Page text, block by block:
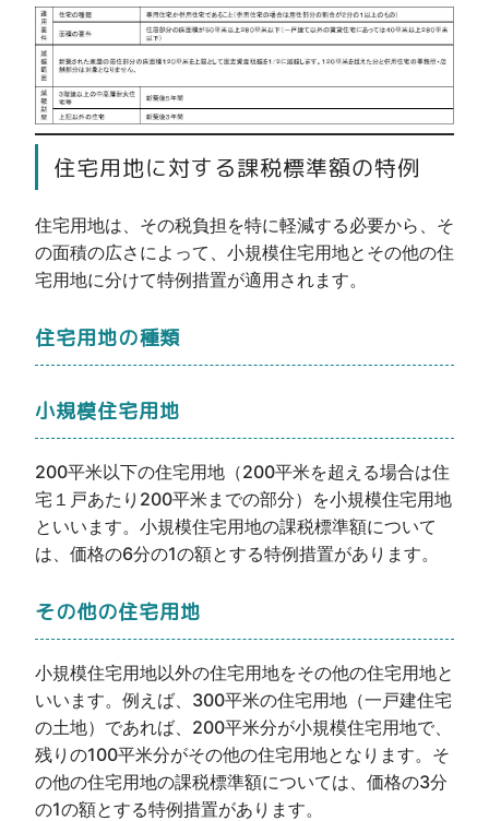
住宅用地に対する課税標準額の特例
住宅用地は、その税負担を特に軽減する必要から、そ
の面積の広さによって、小規模住宅用地とその他の住
宅用地に分けて特例措置が適用されます。
住宅用地の種類
小規模住宅用地
200平米以下の住宅用地（200平米を超える場合は住
宅１戸あたり200平米までの部分）を小規模住宅用地
といいます。小規模住宅用地の課税標準額について
は、価格の6分の1の額とする特例措置があります。
その他の住宅用地
小規模住宅用地以外の住宅用地をその他の住宅用地と
いいます。例えば、300平米の住宅用地（一戸建住宅
の土地）であれば、200平米分が小規模住宅用地で、
残りの100平米分がその他の住宅用地となります。そ
の他の住宅用地の課税標準額については、価格の3分
の1の額とする特例措置があります。